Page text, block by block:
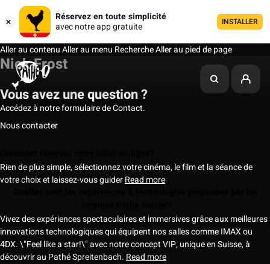
Réservez en toute simplicité
avec notre app gratuite
INSTALLER
Aller au contenuAller au menu RechercheAller au pied de page
Nick Frost
Vous avez une question ?
Accédez à notre formulaire de Contact.
Nous contacter
Rien de plus simple, sélectionnez votre cinéma, le film et la séance de
votre choix et laissez-vous guiderRead more
Vivez des expériences spectaculaires et immersives grâce aux meilleures
innovations technologiques qui équipent nos salles comme IMAX ou
4DX. \"Feel like a star!\" avec notre concept VIP, unique en Suisse, à
découvrir au Pathé Spreitenbach. Read more